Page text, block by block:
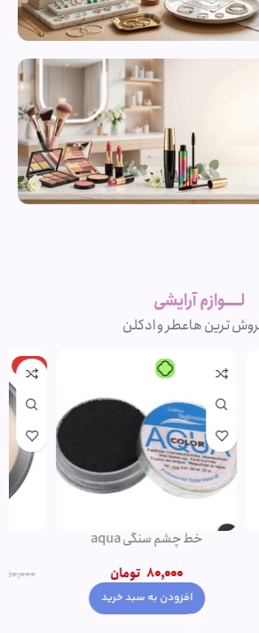
برندلــــوازم آرایشی
ترین هاعطر و ادکلن
-20%
کرم پودر پمپی دتوکس نوت | پوشش
1,500,000
1,200,000
تومان
انتخاب گزینه ها